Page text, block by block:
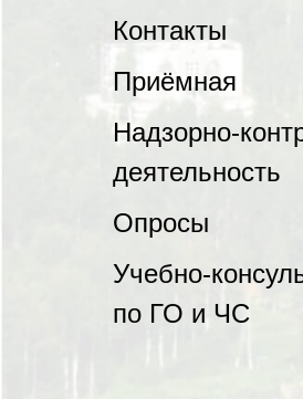
Контакты
Приёмная
Надзорно-
деятельность
Опросы
Учебно-
по ГО и ЧС